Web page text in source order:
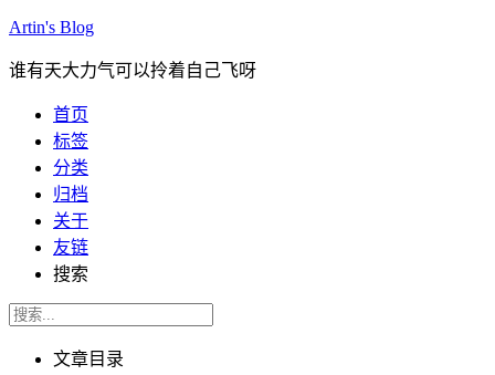
Artin's Blog
谁有天大力气可以拎着自己飞呀
首页
标签
分类
归档
关于
友链
搜索
文章目录